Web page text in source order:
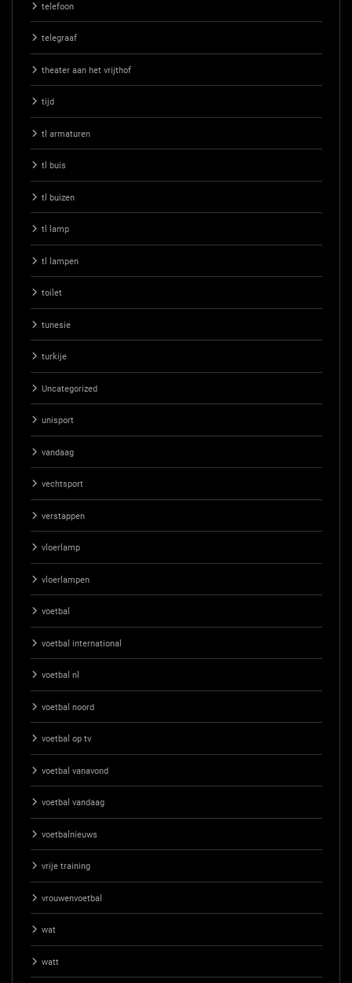
telefoon
telegraaf
theater aan het vrijthof
tijd
tl armaturen
tl buis
tl buizen
tl lamp
tl lampen
toilet
tunesie
turkije
Uncategorized
unisport
vandaag
vechtsport
verstappen
vloerlamp
vloerlampen
voetbal
voetbal international
voetbal nl
voetbal noord
voetbal op tv
voetbal vanavond
voetbal vandaag
voetbalnieuws
vrije training
vrouwenvoetbal
wat
watt